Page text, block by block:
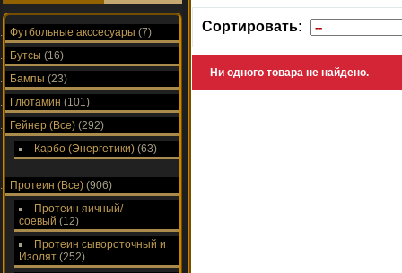
Футбольные акссесуары (7)
Бутсы (16)
Бампы (23)
Глютамин (101)
Гейнер (Все) (292)
Карбо (Энергетики) (63)
Протеин (Все) (906)
Протеин яичный/
соевый (12)
Протеин сывороточный и
Изолят (252)
Сортировать:
Ни одного товара не найдено.